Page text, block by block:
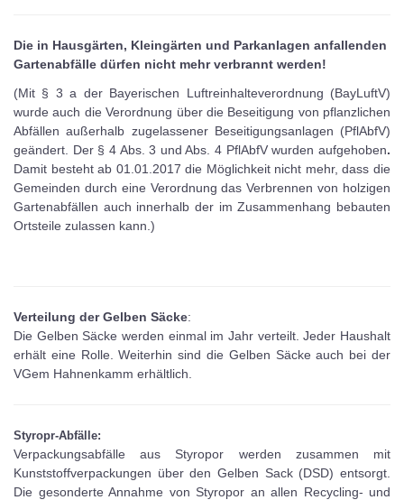
Die in Hausgärten, Kleingärten und Parkanlagen anfallenden
Gartenabfälle dürfen nicht mehr verbrannt werden!
(Mit § 3 a der Bayerischen Luftreinhalteverordnung (BayLuftV)
wurde auch die Verordnung über die Beseitigung von pflanzlichen
Abfällen außerhalb zugelassener Beseitigungsanlagen (PflAbfV)
geändert. Der § 4 Abs. 3 und Abs. 4 PflAbfV wurden aufgehoben.
Damit besteht ab 01.01.2017 die Möglichkeit nicht mehr, dass die
Gemeinden durch eine Verordnung das Verbrennen von holzigen
Gartenabfällen auch innerhalb der im Zusammenhang bebauten
Ortsteile zulassen kann.)
Verteilung der Gelben Säcke:
Die Gelben Säcke werden einmal im Jahr verteilt. Jeder Haushalt
erhält eine Rolle. Weiterhin sind die Gelben Säcke auch bei der
VGem Hahnenkamm erhältlich.
Styropr-Abfälle:
Verpackungsabfälle aus Styropor werden zusammen mit
Kunststoffverpackungen über den Gelben Sack (DSD) entsorgt.
Die gesonderte Annahme von Styropor an allen Recycling- und